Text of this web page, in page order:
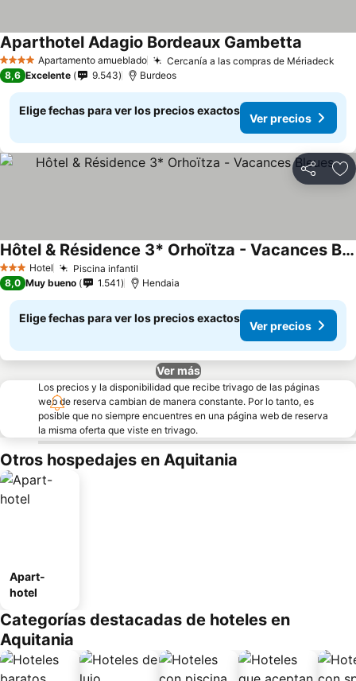
4 EstrellasApartamento amueblado Cercanía a las compras de Mériadeck
Aparthotel Adagio Bordeaux Gambetta
8,6 Excelente 9.543 Burdeos
Elige fechas para ver los precios exactos
Ver precios
Compartir
3 Estrellas
Hotel Piscina infantil
Hôtel & Résidence 3* Orhoïtza - Vacances Bleues
8,0 Muy bueno 1.541 Hendaia
Elige fechas para ver los precios exactos
Ver precios
Ver más
Los precios y la disponibilidad que recibe trivago de las páginas
web de reserva cambian de manera constante. Por lo tanto, es
posible que no siempre encuentres en una página web de reserva
la misma oferta que viste en trivago.
Otros hospedajes en Aquitania
Apart-
hotel
Categorías destacadas de hoteles en
Aquitania